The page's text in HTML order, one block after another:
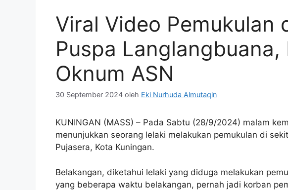
Viral Video Pemukulan
Puspa Langlangbuana,
Oknum ASN
30 September 2024 oleh Eki Nurhuda Almutaqin
KUNINGAN (MASS) – Pada Sabtu (28/9/2024) malam
menunjukkan seorang lelaki melakukan pemukulan di
Pujasera, Kota Kuningan.
Belakangan, diketahui lelaki yang diduga melakukan
yang beberapa waktu belakangan, pernah jadi korban